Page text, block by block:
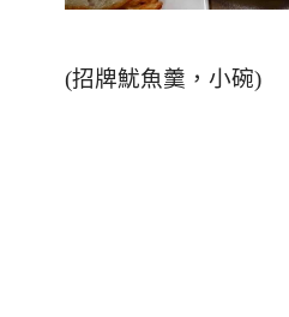
(招牌魷魚羹，小碗)